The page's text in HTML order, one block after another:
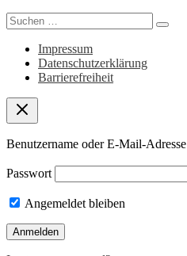
Search
for:
Impressum
Datenschutzerklärung
Barrierefreiheit
Benutzername oder E-Mail-Adresse
Passwort
Angemeldet bleiben